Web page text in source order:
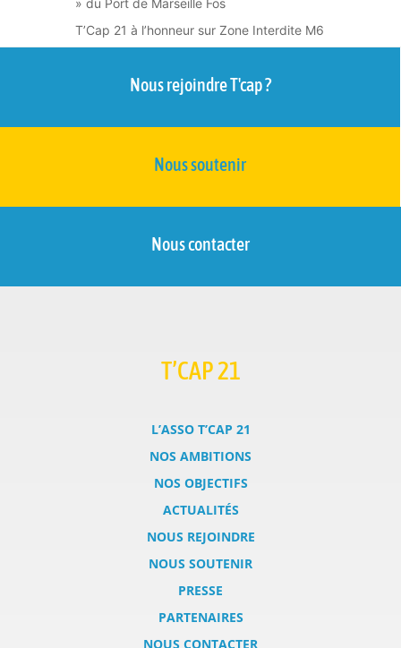
» du Port de Marseille Fos
T’Cap 21 à l’honneur sur Zone Interdite M6
Nous rejoindre T'cap ?
Nous soutenir
Nous contacter
T’CAP 21
L’ASSO T’CAP 21
NOS AMBITIONS
NOS OBJECTIFS
ACTUALITÉS
NOUS REJOINDRE
NOUS SOUTENIR
PRESSE
PARTENAIRES
NOUS CONTACTER